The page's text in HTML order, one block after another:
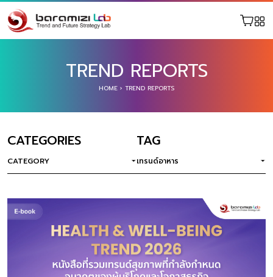
TREND REPORTS
HOME › TREND REPORTS
CATEGORIES
CATEGORY
TAG
เทรนด์อาหาร